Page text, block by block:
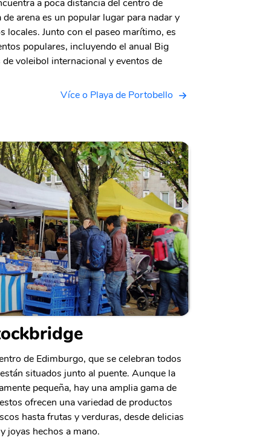
a poca distancia del centro de
arena es un popular lugar para nadar y
locales. Junto con el paseo marítimo, es
populares, incluyendo el anual Big
voleibol internacional y eventos de
Více o Playa de Portobello
de Edimburgo, que se celebran todos
situados junto al puente. Aunque la
pequeña, hay una amplia gama de
ofrecen una variedad de productos
hasta frutas y verduras, desde delicias
joyas hechos a mano.